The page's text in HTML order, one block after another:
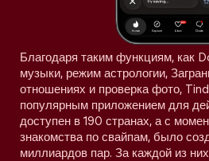
Благодаря таким функциям, как
музыки, режим астрологии,
отношениях и проверка фото,
популярным приложением для
доступен в 190 странах, а с
знакомства по свайпам, было
миллиардов пар. За каждой из